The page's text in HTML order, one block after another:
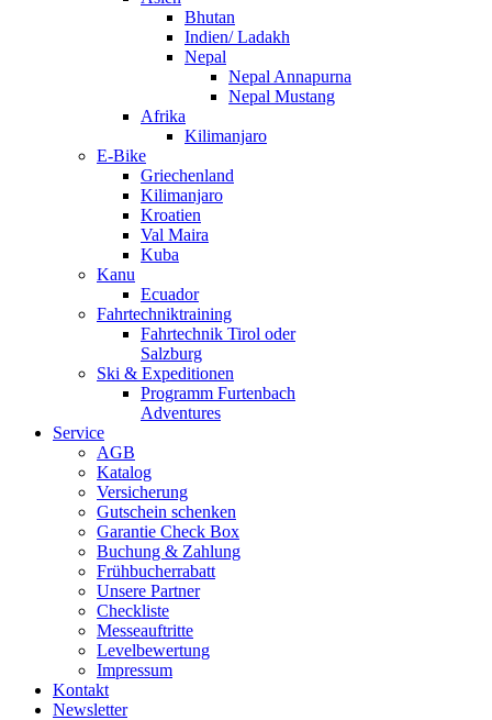
Bhutan
Indien/ Ladakh
Nepal
Nepal Annapurna
Nepal Mustang
Afrika
Kilimanjaro
E-Bike
Griechenland
Kilimanjaro
Kroatien
Val Maira
Kuba
Kanu
Ecuador
Fahrtechniktraining
Fahrtechnik Tirol oder
Salzburg
Ski & Expeditionen
Programm Furtenbach
Adventures
Service
AGB
Katalog
Versicherung
Gutschein schenken
Garantie Check Box
Buchung & Zahlung
Frühbucherrabatt
Unsere Partner
Checkliste
Messeauftritte
Levelbewertung
Impressum
Kontakt
Newsletter